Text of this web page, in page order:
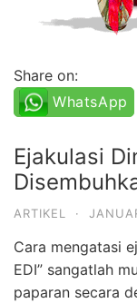
Share on:
WhatsApp
Ejakulasi
ARTIKEL ·
Cara mengatasi
EDI” sangatlah
paparan secara